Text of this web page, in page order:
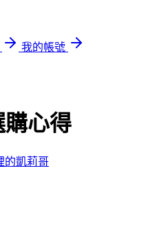
我的帳號
心得
的凱莉哥